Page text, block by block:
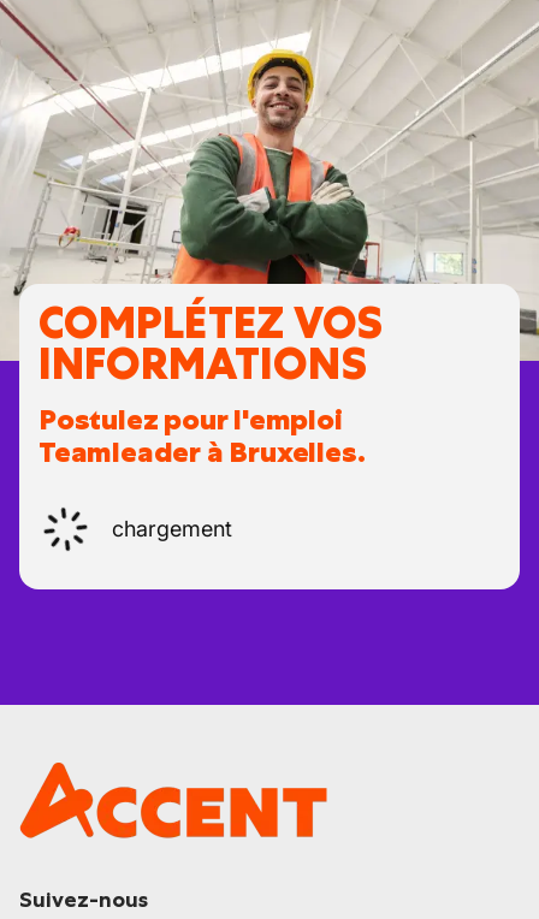
COMPLÉTEZ VOS
INFORMATIONS
Postulez pour l'emploi
Teamleader à Bruxelles.
chargement
Suivez-nous